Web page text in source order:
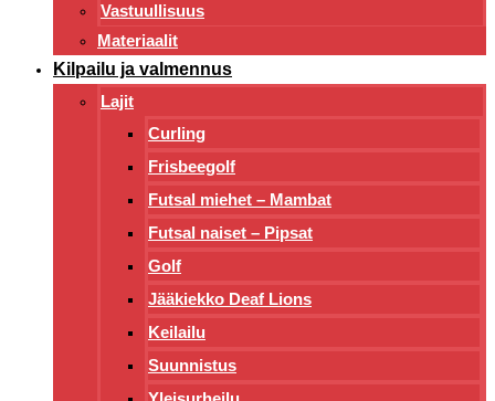
Vastuullisuus
Materiaalit
Kilpailu ja valmennus
Lajit
Curling
Frisbeegolf
Futsal miehet – Mambat
Futsal naiset – Pipsat
Golf
Jääkiekko Deaf Lions
Keilailu
Suunnistus